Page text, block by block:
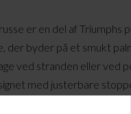
er en del af Triumphs
der byder på et smukt
ved stranden eller ved
med justerbare
for at tilpasse